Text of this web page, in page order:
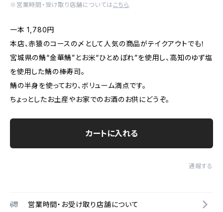
※営業時間・受け取り店舗については こちら
一本 1,780円
本店、赤猿のコースの〆として人気の商品がテイクアウトでも！
宮城県の鯖“金華鯖”とお米“ひとめぼれ”を使用し、高知のゆず塩
を使用した鯖の棒寿司。
鯖の半身を使っており、ボリューム満点です。
ちょっとしたお土産やお家でのお酒のお供にどうぞ。
カートに入れる
通報する
営業時間・お受け取り店舗について